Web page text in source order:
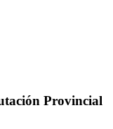
Provincial